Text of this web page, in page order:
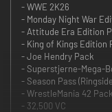
- WWE 2K26
- Monday Night War
- Attitude Era Edition
- King of Kings Edition
- Joe Hendry Pack
- Superstjerne-Mega-
- Season Pass
- WrestleMania 42
- 32,500 VC